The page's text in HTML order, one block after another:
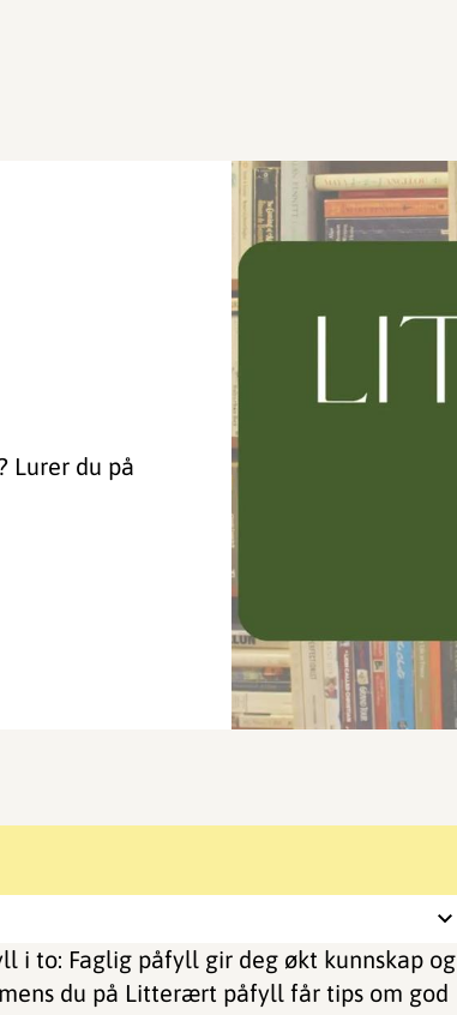
Lurer du på
i to: Faglig påfyll gir deg økt kunnskap og
du på Litterært påfyll får tips om god